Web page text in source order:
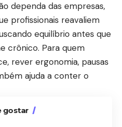
dependa das empresas,
profissionais reavaliem
equilíbrio antes que
crônico. Para quem
rever ergonomia, pausas
ajuda a conter o
gostar